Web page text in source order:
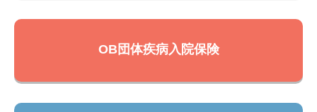
OB団体疾病入院保険